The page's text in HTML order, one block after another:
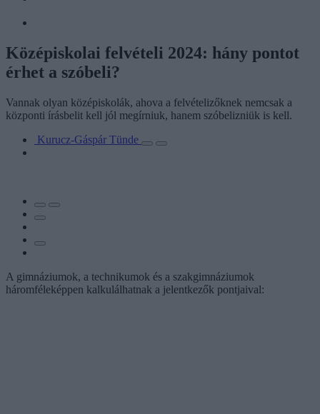
Középiskolai felvételi 2024: hány pontot
érhet a szóbeli?
Vannak olyan középiskolák, ahova a felvételizőknek nemcsak a
központi írásbelit kell jól megírniuk, hanem szóbelizniük is kell.
Kurucz-Gáspár Tünde
A gimnáziumok, a technikumok és a szakgimnáziumok
háromféleképpen kalkulálhatnak a jelentkezők pontjaival: